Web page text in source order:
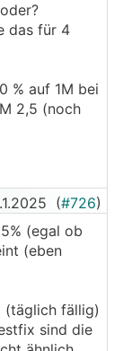
das für 4
% auf 1M bei
2,5 (noch
(#726)
(egal ob
(eben
(täglich fällig)
sind die